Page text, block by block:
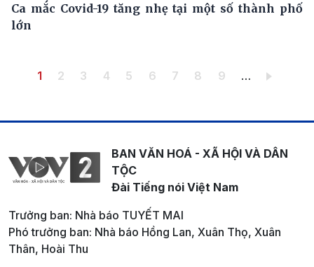
Ca mắc Covid-19 tăng nhẹ tại một số thành phố
lớn
Pagination
Trang hiện thời
1 Trang
2 Trang
3 Trang
4 Trang
5 Trang
6 Trang
7 Trang
8 Trang
9 …
BAN VĂN HOÁ - XÃ HỘI VÀ DÂN
TỘC
Đài Tiếng nói Việt Nam
Trưởng ban: Nhà báo TUYẾT MAI
Phó trưởng ban: Nhà báo Hồng Lan, Xuân Thọ, Xuân
Thân, Hoài Thu